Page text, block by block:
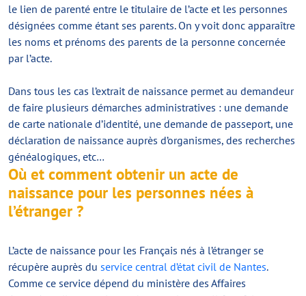
le lien de parenté entre le titulaire de l’acte et les personnes
désignées comme étant ses parents. On y voit donc apparaître
les noms et prénoms des parents de la personne concernée
par l’acte.
Dans tous les cas l’extrait de naissance permet au demandeur
de faire plusieurs démarches administratives : une demande
de carte nationale d’identité, une demande de passeport, une
déclaration de naissance auprès d’organismes, des recherches
généalogiques, etc…
Où et comment obtenir un acte de
naissance pour les personnes nées à
l’étranger ?
L’acte de naissance pour les Français nés à l’étranger se
récupère auprès du service central d’état civil de Nantes.
Comme ce service dépend du ministère des Affaires